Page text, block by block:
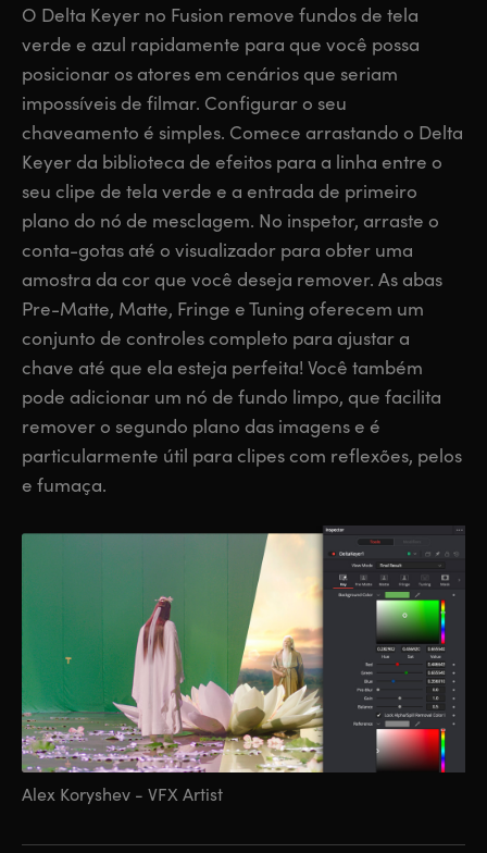
O Delta Keyer no Fusion remove fundos de tela
verde e azul rapidamente para que você possa
posicionar os atores em cenários que seriam
impossíveis de filmar. Configurar o seu
chaveamento é simples. Comece arrastando o Delta
Keyer da biblioteca de efeitos para a linha entre o
seu clipe de tela verde e a entrada de primeiro
plano do nó de mesclagem. No inspetor, arraste o
conta-gotas até o visualizador para obter uma
amostra da cor que você deseja remover. As abas
Pre-Matte, Matte, Fringe e Tuning oferecem um
conjunto de controles completo para ajustar a
chave até que ela esteja perfeita! Você também
pode adicionar um nó de fundo limpo, que facilita
remover o segundo plano das imagens e é
particularmente útil para clipes com reflexões, pelos
e fumaça.
Alex Koryshev - VFX Artist